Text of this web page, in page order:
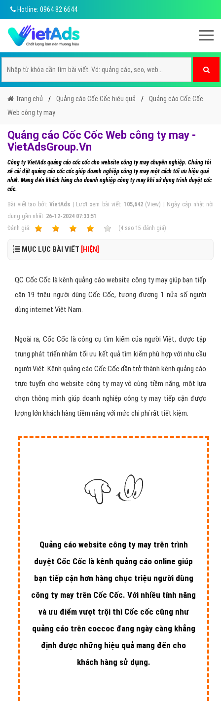
Hotline: 0964 82 6644
Trang chủ Quảng cáo Cốc Cốc hiệu quả
Quảng cáo Cốc Cốc
Web công ty may
Quảng cáo Cốc Cốc Web công ty may -
VietAdsGroup.Vn
Công ty VietAds quảng cáo cốc cốc cho website công ty may chuyên nghiệp. Chúng tôi
sẽ cài đặt quảng cáo cốc cốc giúp doanh nghiệp công ty may một cách tối ưu hiệu quả
nhất. Mang đến khách hàng cho doanh nghiệp công ty may khi sử dụng trình duyệt cốc
cốc.
Bài viết tạo bởi:VietAds | Lượt xem bài viết: 105,642(View) | Ngày cập nhật nội
dung gần nhất: 26-12-2024 07:33:51
Ðánh giá:
(4 sao 15 đánh giá)
MỤC LỤC BÀI VIẾT [HIỆN]
QC Cốc Cốc là kênh quảng cáo website công ty may giúp bạn tiếp
cận 19 triệu người dùng Cốc Cốc, tương đương 1 nửa số người
dùng internet Việt Nam.
Ngoài ra, Cốc Cốc là công cụ tìm kiếm của người Việt, được tập
trung phát triển nhằm tối ưu kết quả tìm kiếm phù hợp với nhu cầu
người Việt. Kênh quảng cáo Cốc Cốc dần trở thành kênh quảng cáo
trực tuyến cho website công ty may vô cùng tiềm năng, một lựa
chọn thông minh giúp doanh nghiệp công ty may tiếp cận được
lượng lớn khách hàng tiềm năng với mức chi phí rất tiết kiệm.
Quảng cáo website công ty may trên trình
duyệt Cốc Cốc là kênh quảng cáo online giúp
bạn tiếp cận hơn hàng chục triệu người dùng
công ty may trên Cốc Cốc. Với nhiều tính năng
và ưu điểm vượt trội thì Cốc cốc cũng như
quảng cáo trên coccoc đang ngày càng khẳng
định được những hiệu quả mang đến cho
khách hàng sử dụng.